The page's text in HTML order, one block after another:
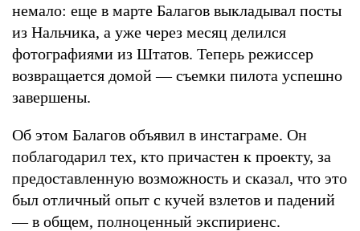
немало: еще в марте Балагов выкладывал посты
из Нальчика, а уже через месяц делился
фотографиями из Штатов. Теперь режиссер
возвращается домой — съемки пилота успешно
завершены.
Об этом Балагов объявил в инстаграме. Он
поблагодарил тех, кто причастен к проекту, за
предоставленную возможность и сказал, что это
был отличный опыт с кучей взлетов и падений
— в общем, полноценный экспириенс.